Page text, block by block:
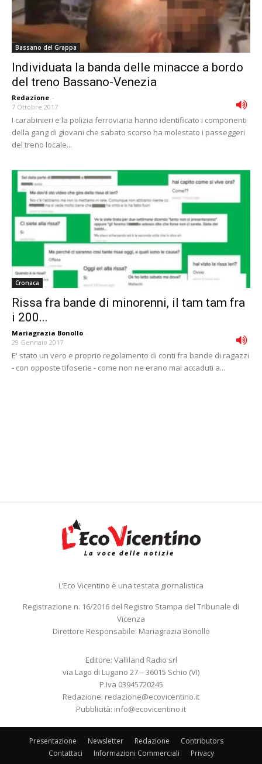
Bassano del Grappa
Individuata la banda delle minacce a bordo
del treno Bassano-Venezia
Redazione -
7 Ottobre 2017
I carabinieri e la polizia ferroviaria hanno identificato i componenti
della gang di giovani che sabato scorso ha molestato i passeggeri
del treno locale...
Cronaca
Rissa fra bande di minorenni, il tam tam fra
i 200...
Mariagrazia Bonollo -
29 Gennaio 2017
E' stato un vero e proprio regolamento di conti fra bande di ragazzi
- con opposte tifoserie - come non ne erano mai accaduti a...
L’Eco Vicentino è una testata giornalistica
Registrazione n. 16/2016 del Registro Stampa del Tribunale di
Vicenza
Direttore Responsabile: Mariagrazia Bonollo
Editore: Valliland Radio srl
via Lago di Lugano 27 – 36015 Schio (VI)
P.Iva 03945720245
Redazione: redazione@ecovicentino.it
Pubblicità: info@ecovicentino.it
Presentazione Newsletter Redazione
Contributors
Contattaci
Informazioni Commerciali Privacy